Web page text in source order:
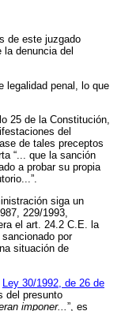
de este juzgado
denuncia del
legalidad penal, lo que
25 de la Constitución,
del
de tales preceptos
“... que la sanción
a probar su propia
siga un
229/1993,
el art. 24.2 C.E. la
por
situación de
Ley 30/1992, de 26 de
del presunto
imponer... ”, es